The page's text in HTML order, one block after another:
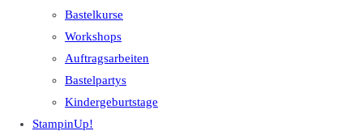
Bastelkurse
Workshops
Auftragsarbeiten
Bastelpartys
Kindergeburtstage
StampinUp!